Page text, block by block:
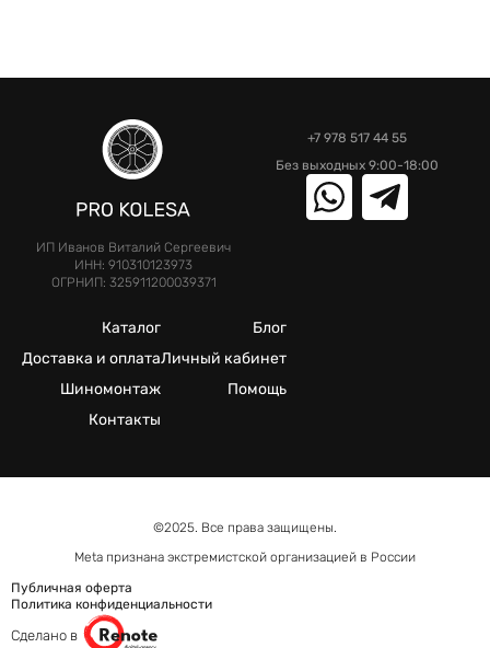
ИП Иванов Виталий Сергеевич
ИНН: 910310123973
ОГРНИП: 325911200039371
+7 978 517 44 55
Без выходных 9:00-18:00
Каталог
Доставка и оплата
Шиномонтаж
Контакты
Блог
Личный кабинет
Помощь
©2025. Все права защищены.
Meta признана экстремистcкой организацией в России
Публичная оферта
Политика конфиденциальности
Сделано в